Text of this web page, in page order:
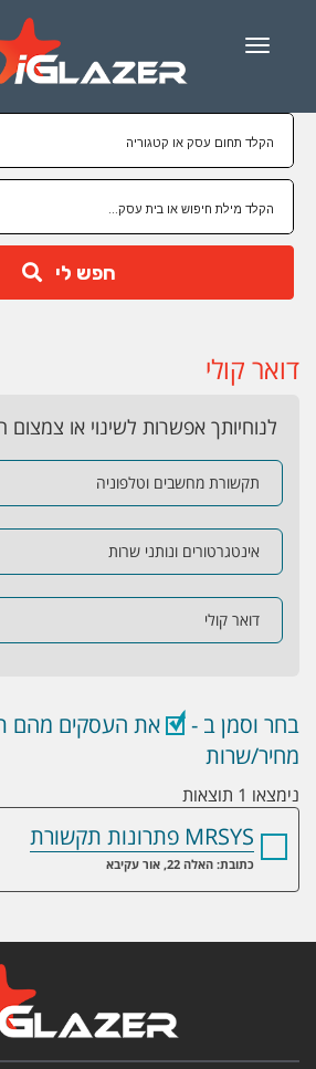
Menu
חפש לי
דואר קולי
לנוחיותך אפשרות לשינוי או צמצום
תקשורת מחשבים וטלפוניה
אינטגרטורים ונותני שרות
דואר קולי
בחר וסמן ב -
את העסקים מהם
מחיר/שרות
נימצאו 1 תוצאות
MRSYS פתרונות תקשורת
כתובת: האלה 22, אור עקיבא